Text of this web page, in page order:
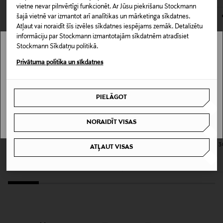
vietne nevar pilnvērtīgi funkcionēt. Ar Jūsu piekrišanu Stockmann
šajā vietnē var izmantot arī analītikas un mārketinga sīkdatnes.
Atļaut vai noraidīt šīs izvēles sīkdatnes iespējams zemāk. Detalizētu
informāciju par Stockmann izmantotajām sīkdatnēm atradīsiet
Stockmann Sīkdatņu politikā.
Privātuma politika un sīkdatnes
PIELĀGOT
NORAIDĪT VISAS
ATĻAUT VISAS
160407183
Tekstūra
Bez smaržvielām, Bez eļļas
kas tiek atdoti atpakaļ, ir jābūt to sākotnējā neatvērtajā
iepakojumā.
PREČU ATGRIEŠANAS POLITIKA
Parure Gold 24K Primer grima bāze 30
Light Reflecting Primer grima bāze
Stockmann nav pieejams tavā valstī.
I UNDERSTAND